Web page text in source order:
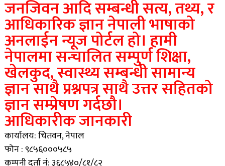
जनजिवन आदि सम्बन्धी सत्य, तथ्य, र
आधिकारिक ज्ञान नेपाली भाषाको
अनलाईन न्यूज पोर्टल हो। हामी
नेपालमा सन्चालित सम्पुर्ण शिक्षा,
खेलकुद, स्वास्थ्य सम्बन्धी सामान्य
ज्ञान साथै प्रश्नपत्र साथै उत्तर सहितको
ज्ञान सम्प्रेषण गर्दछौ।
आधिकारीक जानकारी
कार्यालय: चितवन, नेपाल
फोन : ९८५६०००५८५